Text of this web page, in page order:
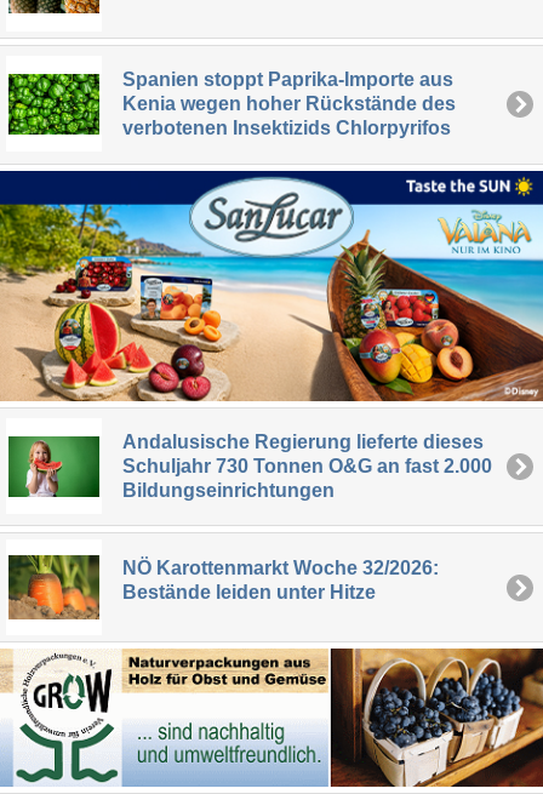
Spanien stoppt Paprika-Importe aus
Kenia wegen hoher Rückstände des
verbotenen Insektizids Chlorpyrifos
Andalusische Regierung lieferte dieses
Schuljahr 730 Tonnen O&G an fast 2.000
Bildungseinrichtungen
NÖ Karottenmarkt Woche 32/2026:
Bestände leiden unter Hitze